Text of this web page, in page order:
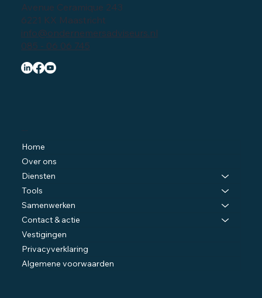
Avenue Ceramique 243
6221 KX Maastricht
info@ondernemersadviseurs.nl
085 - 06 06 745
Navigatie
Home
Over ons
Diensten
Tools
Samenwerken
Contact & actie
Vestigingen
Privacyverklaring
Algemene voorwaarden